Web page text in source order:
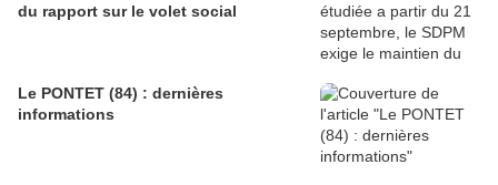
du rapport sur le volet social
Le PONTET (84) : dernières
informations